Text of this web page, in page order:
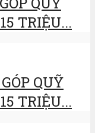
TRIỆU...
QUỸ
TRIỆU...